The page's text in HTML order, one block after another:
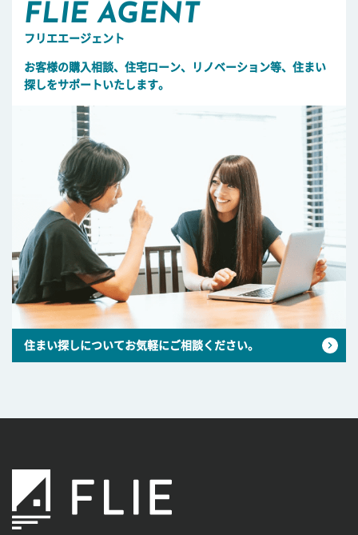
FLIE AGENT
フリエエージェント
お客様の購入相談、住宅ローン、リノベーション等、住まい
探しをサポートいたします。
住まい探しについてお気軽にご相談ください。